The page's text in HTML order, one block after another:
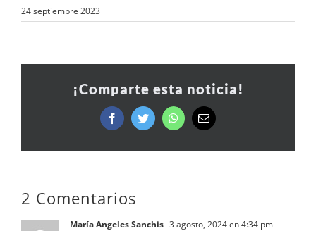
24 septiembre 2023
¡Comparte esta noticia!
FacebookTwitter WhatsAppCorreo
electrónico
2 Comentarios
María Ángeles Sanchis 3 agosto, 2024 en 4:34 pm